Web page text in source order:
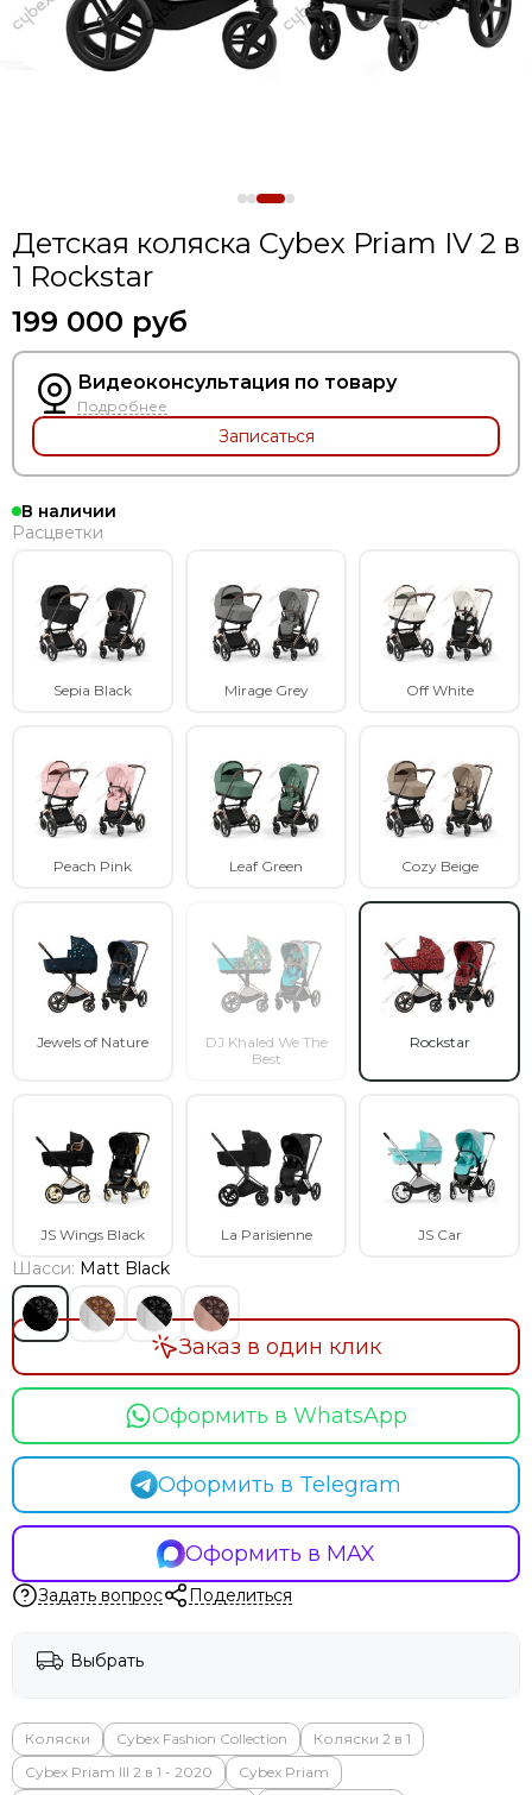
Коляски для двойни
Детская коляска Cybex Priam IV 2 в
1 Rockstar
199 000 руб
Видеоконсультация по товару
Подробнее
Записаться
В наличии
Расцветки
Sepia Black Mirage Grey Off White
Peach Pink Leaf Green Cozy Beige
Jewels of Nature
DJ Khaled We The
Best
Rockstar
JS Wings Black La Parisienne JS Car
Шасси: Matt Black
Оформить в WhatsApp
Оформить в Telegram
Оформить в MAX
Заказ в один клик
Задать вопрос Поделиться
Выбрать
Коляски Cybex Fashion Collection
Коляски 2 в 1
Cybex Priam III 2 в 1 - 2020
Cybex Priam